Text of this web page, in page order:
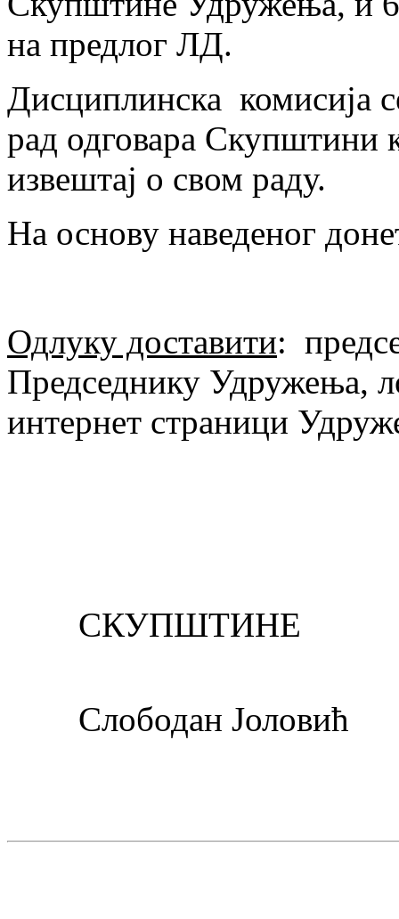
на предлог ЛД.
Дисциплинска комисија
рад одговара Скупштини
извештај о свом раду.
На основу наведеног
Одлуку доставити:
Председнику Удружења,
интернет страници
СКУПШТИНЕ
Слободан Јоловић